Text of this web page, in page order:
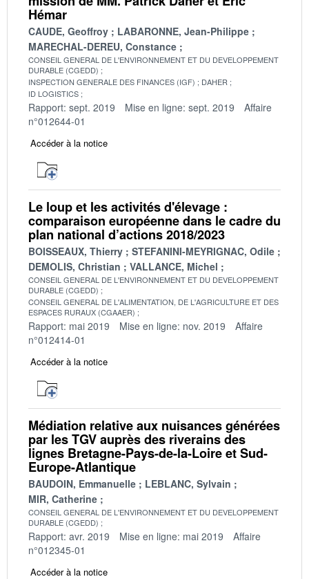
Hémar
CAUDE, Geoffroy
LABARONNE, Jean-Philippe
MARECHAL-DEREU, Constance
CONSEIL GENERAL DE L'ENVIRONNEMENT ET DU DEVELOPPEMENT
DURABLE (CGEDD)
INSPECTION GENERALE DES FINANCES (IGF)
DAHER
ID LOGISTICS
Rapport: sept. 2019 Mise en ligne: sept. 2019
Affaire
n°012644-01
Accéder à la notice
Le loup et les activités d'élevage :
comparaison européenne dans le cadre du
plan national d’actions 2018/2023
BOISSEAUX, Thierry
STEFANINI-MEYRIGNAC, Odile
DEMOLIS, Christian
VALLANCE, Michel
CONSEIL GENERAL DE L'ENVIRONNEMENT ET DU DEVELOPPEMENT
DURABLE (CGEDD)
CONSEIL GENERAL DE L'ALIMENTATION, DE L'AGRICULTURE ET DES
ESPACES RURAUX (CGAAER)
Rapport: mai 2019 Mise en ligne: nov. 2019
Affaire
n°012414-01
Accéder à la notice
Médiation relative aux nuisances générées
par les TGV auprès des riverains des
lignes Bretagne-Pays-de-la-Loire et Sud-
Europe-Atlantique
BAUDOIN, Emmanuelle
LEBLANC, Sylvain
MIR, Catherine
CONSEIL GENERAL DE L'ENVIRONNEMENT ET DU DEVELOPPEMENT
DURABLE (CGEDD)
Rapport: avr. 2019 Mise en ligne: mai 2019
Affaire
n°012345-01
Accéder à la notice